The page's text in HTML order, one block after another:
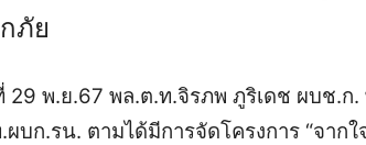
ภัย
29 พ.ย.67 พล.ต.ท.จิรภพ ภูริเดช ผบช.ก.
ผบก.รน. ตามได้มีการจัดโครงการ “จาก